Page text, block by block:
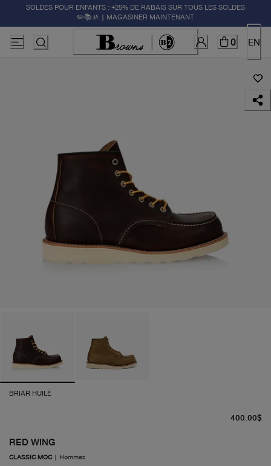
SOLDES POUR ENFANTS : +25% DE RABAIS SUR TOUS LES SOLDES
✏️📚🚸 | MAGASINER MAINTENANT
0 EN
BRIAR HUILÉ
RED WING
CLASSIC MOC| Hommes
400.00$